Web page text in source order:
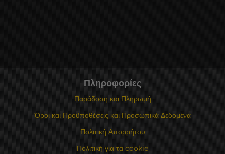
Πληροφορίες
Παράδοση και Πληρωμή
Όροι και Προϋποθέσεις και Προσωπικά Δεδομένα
Πολιτική Απορρήτου
Πολιτική για τα cookie